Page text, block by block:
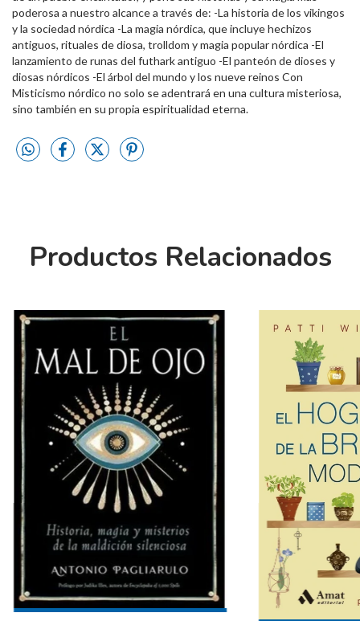
poderosa a nuestro alcance a través de: -La historia de los vikingos
y la sociedad nórdica -La magia nórdica, que incluye hechizos
antiguos, rituales de diosa, trolldom y magia popular nórdica -El
lanzamiento de runas del futhark antiguo -El panteón de dioses y
diosas nórdicos -El árbol del mundo y los nueve reinos Con
Misticismo nórdico no solo se adentrará en una cultura misteriosa,
sino también en su propia espiritualidad eterna.
Productos Relacionados